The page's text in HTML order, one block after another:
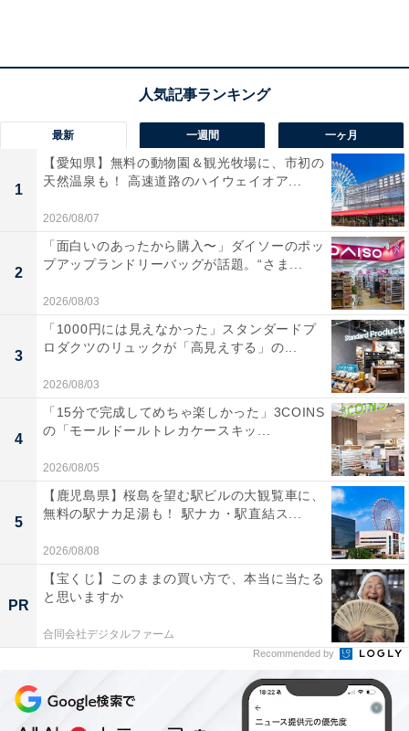
さらに、2020年に期間限定で発売された「チョコパイ」
が大好評につき4月6日から復活！ サクサクのパイ生地
と、とろ～りチョコクリームがおいしいと評判です。こ
ちらも同じく2個300円で追加購入が可能です。
この時期だけのお得なパック。ゴールデンウィークと重
なるので、家族や友人と一緒に楽しむのにもぴったりで
すね。
【おすすめ記事】
・
ケンタッキー、3種のランチメニューを「500円」で販売
中！ 5月10日まで
・
モスバーガーで「クリームチーズテリヤキバーガー」復
活！ シャキシャキレタスのボリュームも最高！
・
丸亀製麺「丸亀うどん弁当」に春限定メニューが登場！
全6種で温・冷が選べる
ミスド、春夏にぴったりの“サクサク”パイ3種を発売！ 4
月6日から
子どもがよろこぶ「外食チェーン店」ランキング！ 2位
「サイゼリヤ」を圧倒的多数で抑えた1位は？
最新 一週間 一ヶ月
1
【愛知県】無料の動物園＆観光牧場に、市初の
天然温泉も！ 高速道路のハイウェイオア...
2026/08/07
2
「面白いのあったから購入〜」ダイソーのポッ
プアップランドリーバッグが話題。“さま...
2026/08/03
3
「1000円には見えなかった」スタンダードプ
ロダクツのリュックが「高見えする」の...
2026/08/03
4
「15分で完成してめちゃ楽しかった」3COINS
の「モールドールトレカケースキッ...
2026/08/05
5
【鹿児島県】桜島を望む駅ビルの大観覧車に、
無料の駅ナカ足湯も！ 駅ナカ・駅直結ス...
2026/08/08
PR
【宝くじ】このままの買い方で、本当に当たる
と思いますか
合同会社デジタルファーム
Recommended by